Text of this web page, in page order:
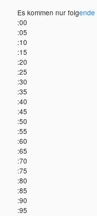
Es kommen nur folgende
:00
:05
:10
:15
:20
:25
:30
:35
:40
:45
:50
:55
:60
:65
:70
:75
:80
:85
:90
:95